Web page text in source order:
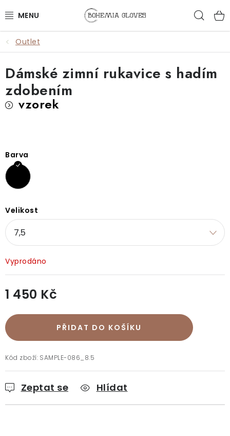
na
ŽENY
MUŽI
DOPLŇKY
DÁRKOVÉ POUKAZY
OUTLET
VŠECHNY PRODUKTY
Doprava a platba
Kontakt
Outlet
Barva
Velikost
Vyprodáno
1 450 Kč
PŘIDAT DO KOŠÍKU
Kód zboží: SAMPLE-086_8.5
Zeptat se Hlídat
Dámské zimní rukavice s hadím
zdobením
vzorek